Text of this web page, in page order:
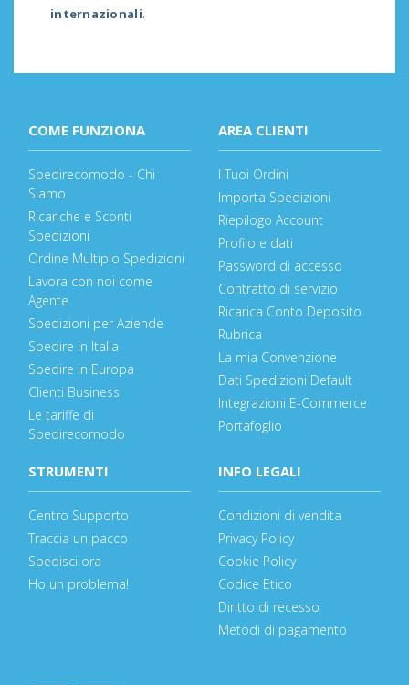
internazionali.
COME FUNZIONA
Spedirecomodo - Chi
Siamo
Ricariche e Sconti
Spedizioni
Ordine Multiplo Spedizioni
Lavora con noi come
Agente
Spedizioni per Aziende
Spedire in Italia
Spedire in Europa
Clienti Business
Le tariffe di
Spedirecomodo
AREA CLIENTI
I Tuoi Ordini
Importa Spedizioni
Riepilogo Account
Profilo e dati
Password di accesso
Contratto di servizio
Ricarica Conto Deposito
Rubrica
La mia Convenzione
Dati Spedizioni Default
Integrazioni E-Commerce
Portafoglio
STRUMENTI
Centro Supporto
Traccia un pacco
Spedisci ora
Ho un problema!
INFO LEGALI
Condizioni di vendita
Privacy Policy
Cookie Policy
Codice Etico
Diritto di recesso
Metodi di pagamento